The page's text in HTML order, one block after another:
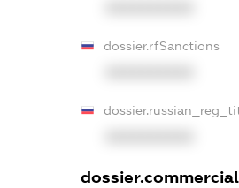
dossier.rfSanctions